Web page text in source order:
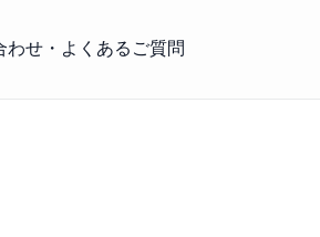
わせ・よくあるご質問